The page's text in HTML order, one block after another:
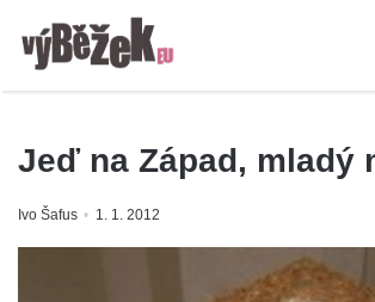
Jeď na Západ, mladý
Ivo Šafus 1. 1. 2012